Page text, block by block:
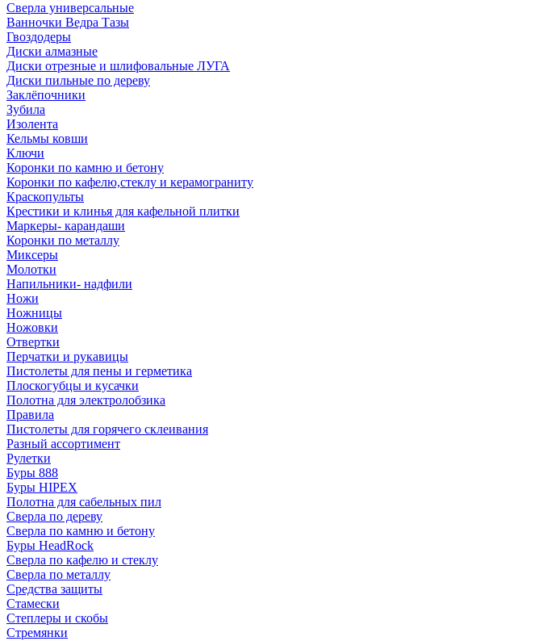
Сверла универсальные
Ванночки Ведра Тазы
Гвоздодеры
Диски алмазные
Диски отрезные и шлифовальные ЛУГА
Диски пильные по дереву
Заклёпочники
Зубила
Изолента
Кельмы ковши
Ключи
Коронки по камню и бетону
Коронки по кафелю,стеклу и керамограниту
Краскопульты
Крестики и клинья для кафельной плитки
Маркеры- карандаши
Коронки по металлу
Миксеры
Молотки
Напильники- надфили
Ножи
Ножницы
Ножовки
Отвертки
Перчатки и рукавицы
Пистолеты для пены и герметика
Плоскогубцы и кусачки
Полотна для электролобзика
Правила
Пистолеты для горячего склеивания
Разный ассортимент
Рулетки
Буры 888
Буры HIPEX
Полотна для сабельных пил
Сверла по дереву
Сверла по камню и бетону
Буры HeadRock
Сверла по кафелю и стеклу
Сверла по металлу
Средства защиты
Стамески
Степлеры и скобы
Стремянки